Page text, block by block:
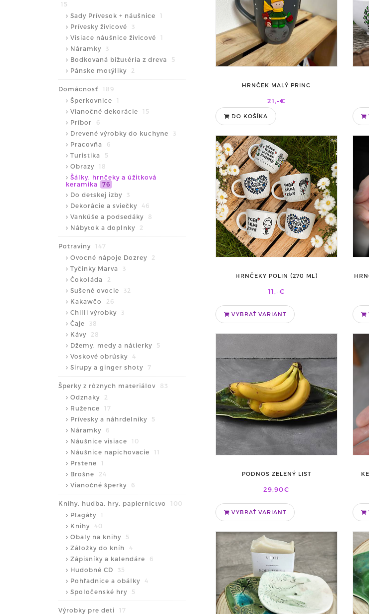
15
Sady Prívesok + náušnice
1
Prívesky živicové
3
Visiace náušnice živicové
1
Náramky
3
Bodkovaná bižutéria z dreva
5
Pánske motýliky
2
Domácnosť
189
Šperkovnice
1
Vianočné dekorácie
15
Príbor
6
Drevené výrobky do kuchyne
3
Pracovňa
6
Turistika
5
Obrazy
18
Šálky, hrnčeky a úžitková
keramika
76
Do detskej izby
3
Dekorácie a sviečky
46
Vankúše a podsedáky
8
Nábytok a doplnky
2
Potraviny
147
Ovocné nápoje Dozrey
2
Tyčinky Marva
3
Čokoláda
2
Sušené ovocie
32
Kakawčo
26
Chilli výrobky
3
Čaje
38
Kávy
28
Džemy, medy a nátierky
5
Voskové obrúsky
4
Sirupy a ginger shoty
7
Šperky z rôznych materiálov
83
Odznaky
2
Ružence
17
Prívesky a náhrdelníky
5
Náramky
6
Náušnice visiace
10
Náušnice napichovacie
11
Prstene
1
Brošne
24
Vianočné šperky
6
Knihy, hudba, hry, papiernictvo
100
Plagáty
1
Knihy
40
Obaly na knihy
5
Záložky do kníh
4
Zápisníky a kalendáre
6
Hudobné CD
35
Pohľadnice a obálky
4
Spoločenské hry
5
Výrobky pre deti 17
HRNČEK MALÝ PRINC
21,-€
DO KOŠÍKA
HRNČEKY POLIN (270 ML)
11,-€
VYBRAŤ VARIANT
PODNOS ZELENÝ LIST
29,90€
VYBRAŤ VARIANT